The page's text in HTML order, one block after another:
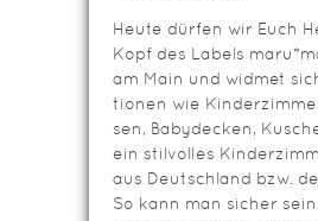
Heute dürfen wir Euch
Kopf des Labels
am Main und widmet
tio­nen wie
sen, Baby­de­cken,
ein stil­vol­les
aus Deutsch­land bzw.
So kann man sicher